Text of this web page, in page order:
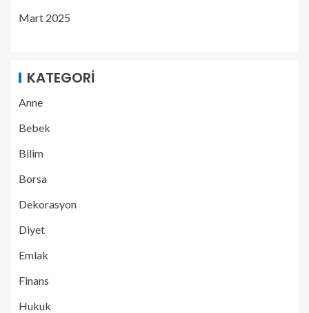
Mart 2025
KATEGORI
Anne
Bebek
Bilim
Borsa
Dekorasyon
Diyet
Emlak
Finans
Hukuk